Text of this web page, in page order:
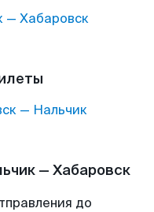
— Хабаровск
— Нальчик
— Хабаровск
до